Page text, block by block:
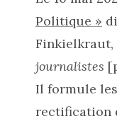
Politique »
Finkielkraut,
journalistes
Il formule
rectification